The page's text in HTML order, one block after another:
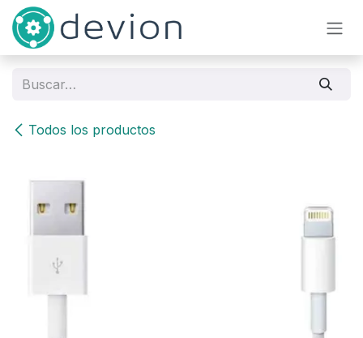
Ir al contenido
Todos los productos